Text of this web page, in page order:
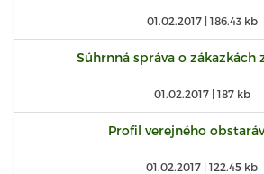
01.02.2017 | 186.43 kb
Súhrnná správa o zákazkách
01.02.2017 | 187 kb
Profil verejného
01.02.2017 | 122.45 kb